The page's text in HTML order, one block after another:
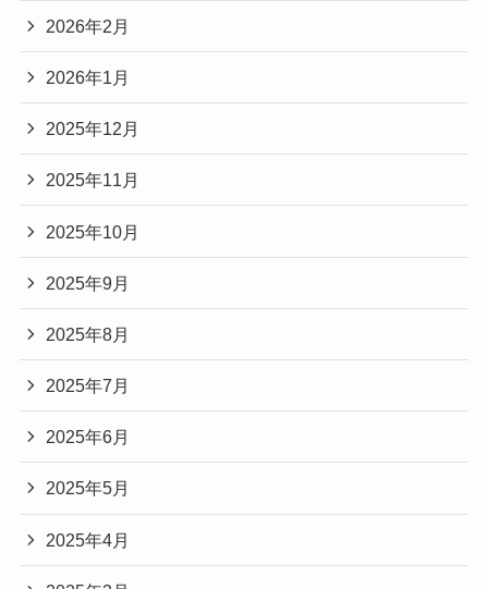
2026年2月
2026年1月
2025年12月
2025年11月
2025年10月
2025年9月
2025年8月
2025年7月
2025年6月
2025年5月
2025年4月